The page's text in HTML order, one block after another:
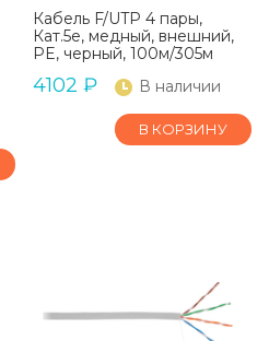
Кабель F/UTP 4 пары,
Кат.5е, медный, внешний,
PE, черный, 100м/305м
4102 ₽ В наличии
В КОРЗИНУ